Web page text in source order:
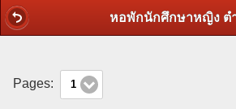
Pages: 1